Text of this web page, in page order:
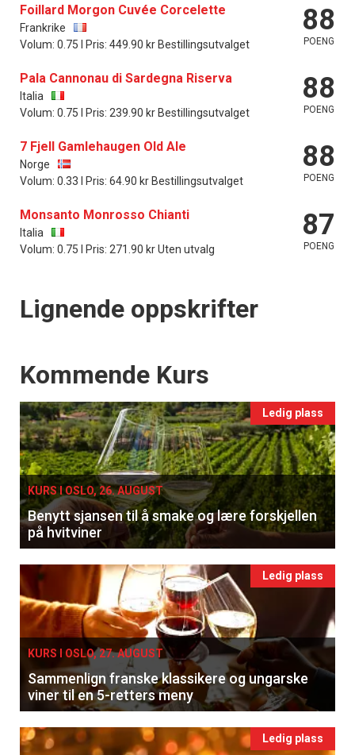
Foillard Morgon Cuvée Corcelette
Frankrike
Volum: 0.75 l Pris: 449.90 kr Bestillingsutvalget
88
POENG
Pala Cannonau di Sardegna Riserva
Italia
Volum: 0.75 l Pris: 239.90 kr Bestillingsutvalget
88
POENG
7 Fjell Gamlehaugen Old Ale
Norge
Volum: 0.33 l Pris: 64.90 kr Bestillingsutvalget
88
POENG
Monsanto Monrosso Chianti
Italia
Volum: 0.75 l Pris: 271.90 kr Uten utvalg
87
POENG
Lignende oppskrifter
Events
Kommende Kurs
Ledig plass
KURS I OSLO, 26. AUGUST
Benytt sjansen til å smake og lære forskjellen
på hvitviner
Ledig plass
KURS I OSLO, 27. AUGUST
Sammenlign franske klassikere og ungarske
viner til en 5-retters meny
Ledig plass